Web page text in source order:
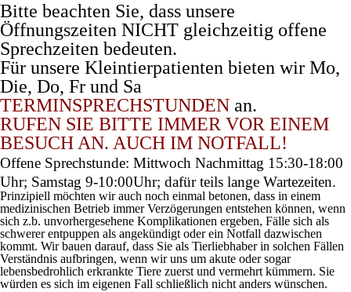
Bitte beachten Sie, dass unsere
Öffnungszeiten NICHT gleichzeitig offene
Sprechzeiten bedeuten.
Für unsere Kleintierpatienten bieten wir Mo,
Die, Do, Fr und Sa
TERMINSPRECHSTUNDEN an.
RUFEN SIE BITTE IMMER VOR EINEM
BESUCH AN. AUCH IM NOTFALL!
Offene Sprechstunde: Mittwoch Nachmittag 15:30-18:00
Uhr; Samstag 9-10:00Uhr; dafür teils lange Wartezeiten.
Prinzipiell möchten wir auch noch einmal betonen, dass in einem
medizinischen Betrieb immer Verzögerungen entstehen können, wenn
sich z.b. unvorhergesehene Komplikationen ergeben, Fälle sich als
schwerer entpuppen als angekündigt oder ein Notfall dazwischen
kommt. Wir bauen darauf, dass Sie als Tierliebhaber in solchen Fällen
Verständnis aufbringen, wenn wir uns um akute oder sogar
lebensbedrohlich erkrankte Tiere zuerst und vermehrt kümmern. Sie
würden es sich im eigenen Fall schließlich nicht anders wünschen.